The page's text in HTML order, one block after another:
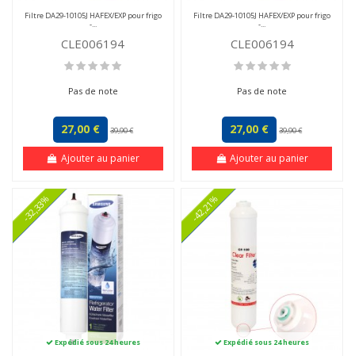
Filtre DA29-10105J HAFEX/EXP pour frigo
-...
CLE006194
Pas de note
27,00 € 39,90 €
Ajouter au panier
Filtre DA29-10105J HAFEX/EXP pour frigo
-...
CLE006194
Pas de note
27,00 € 39,90 €
Ajouter au panier
-32,33%
Expédié sous 24 heures
-42,21%
Expédié sous 24 heures